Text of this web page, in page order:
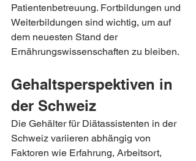
Patientenbetreuung. Fortbildungen und
Weiterbildungen sind wichtig, um auf
dem neuesten Stand der
Ernährungswissenschaften zu bleiben.
Gehaltsperspektiven in
der Schweiz
Die Gehälter für Diätassistenten in der
Schweiz variieren abhängig von
Faktoren wie Erfahrung, Arbeitsort,